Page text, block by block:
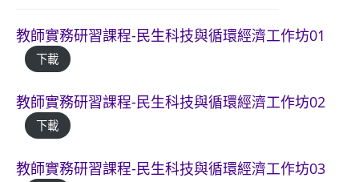
教師實務研習課程-民生科技與循環經濟工作坊01
下載
教師實務研習課程-民生科技與循環經濟工作坊02
下載
教師實務研習課程-民生科技與循環經濟工作坊03